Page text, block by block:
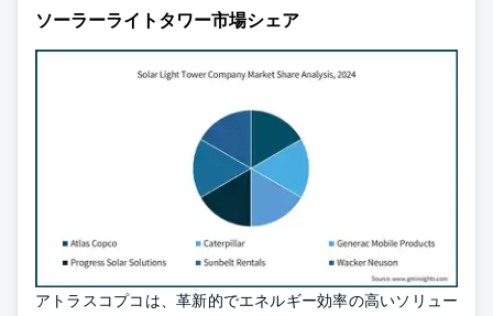
ソーラーライトタワー市場シェア
アトラスコプコは、革新的でエネルギー効率の高いソリュー